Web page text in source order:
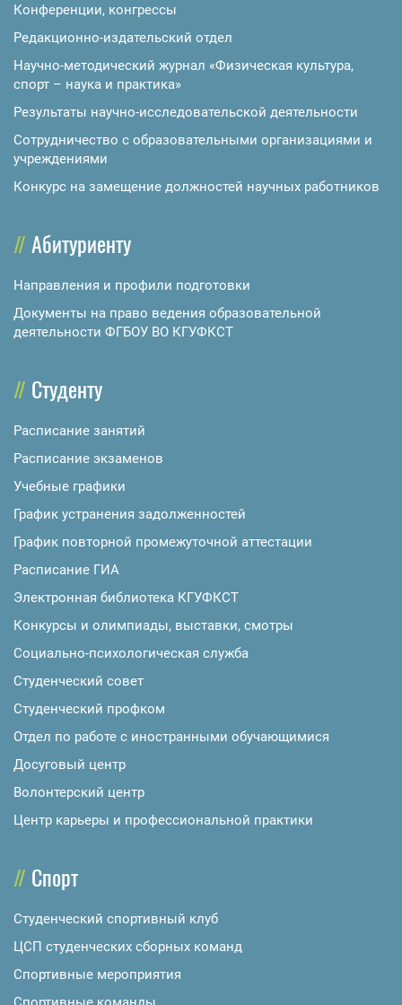
Конференции, конгрессы
Редакционно-издательский отдел
Научно-методический журнал «Физическая культура,
спорт – наука и практика»
Результаты научно-исследовательской деятельности
Сотрудничество с образовательными организациями и
учреждениями
Конкурс на замещение должностей научных работников
Абитуриенту
Направления и профили подготовки
Документы на право ведения образовательной
деятельности ФГБОУ ВО КГУФКСТ
Студенту
Расписание занятий
Расписание экзаменов
Учебные графики
График устранения задолженностей
График повторной промежуточной аттестации
Расписание ГИА
Электронная библиотека КГУФКСТ
Конкурсы и олимпиады, выставки, смотры
Социально-психологическая служба
Студенческий совет
Студенческий профком
Отдел по работе с иностранными обучающимися
Досуговый центр
Волонтерский центр
Центр карьеры и профессиональной практики
Спорт
Студенческий спортивный клуб
ЦСП студенческих сборных команд
Спортивные мероприятия